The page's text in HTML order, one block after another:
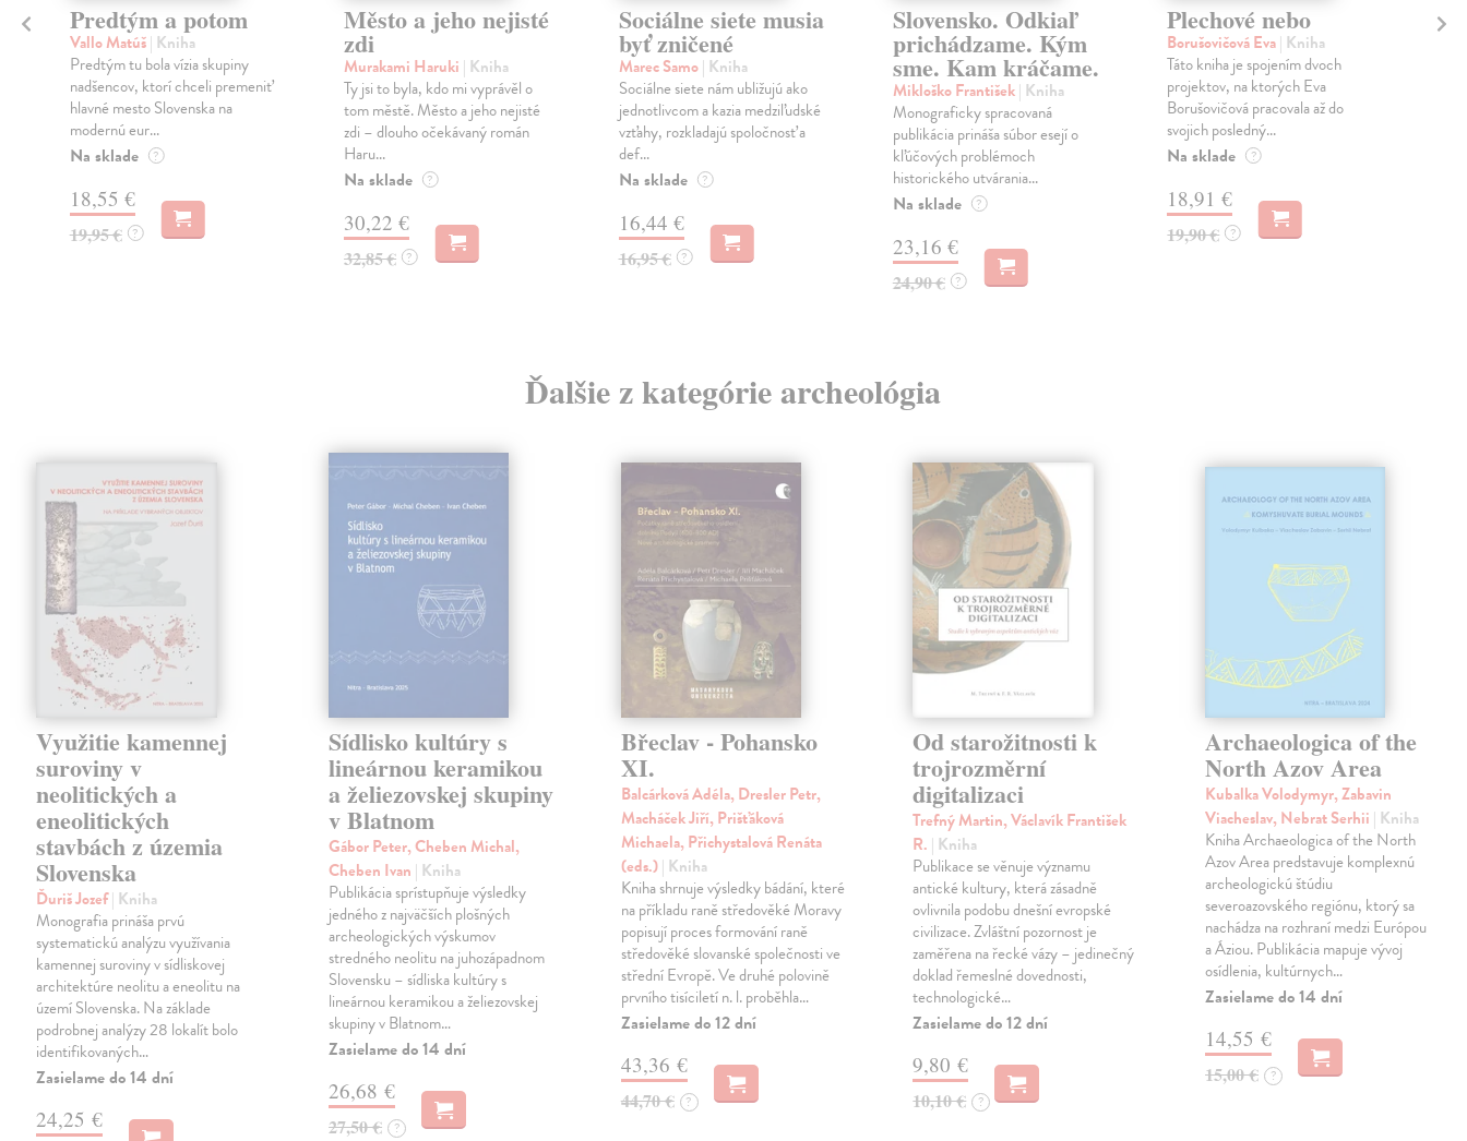
Predtým a potom
Vallo Matúš| Kniha
Predtým tu bola vízia skupiny
nadšencov, ktorí chceli premeniť
hlavné mesto Slovenska na
modernú eur...
Na sklade ?
18,55 €
19,95 € ?
Město a jeho nejisté
zdi
Murakami Haruki | Kniha
Ty jsi to byla, kdo mi vyprávěl o
tom městě. Město a jeho nejisté
zdi – dlouho očekávaný román
Haru...
Na sklade ?
30,22 €
32,85 € ?
Sociálne siete musia
byť zničené
Marec Samo| Kniha
Sociálne siete nám ubližujú ako
jednotlivcom a kazia medziľudské
vzťahy, rozkladajú spoločnosť a
def...
Na sklade ?
16,44 €
16,95 € ?
Slovensko. Odkiaľ
prichádzame. Kým
sme. Kam kráčame.
Mikloško František| Kniha
Monograficky spracovaná
publikácia prináša súbor esejí o
kľúčových problémoch
historického utvárania...
Na sklade ?
23,16 €
24,90 € ?
Plechové nebo
Borušovičová Eva| Kniha
Táto kniha je spojením dvoch
projektov, na ktorých Eva
Borušovičová pracovala až do
svojich posledný...
Na sklade ?
18,91 €
19,90 € ?
Ďalšie z kategórie archeológia
Využitie kamennej
suroviny v
neolitických a
eneolitických
stavbách z územia
Slovenska
Ďuriš Jozef| Kniha
Monografia prináša prvú
systematickú analýzu využívania
kamennej suroviny v sídliskovej
architektúre neolitu a eneolitu na
území Slovenska. Na základe
podrobnej analýzy 28 lokalít bolo
identifikovaných…
Zasielame do 14 dní
24,25 €
Sídlisko kultúry s
lineárnou keramikou
a želiezovskej skupiny
v Blatnom
Gábor Peter, Cheben Michal,
Cheben Ivan | Kniha
Publikácia sprístupňuje výsledky
jedného z najväčších plošných
archeologických výskumov
stredného neolitu na juhozápadnom
Slovensku – sídliska kultúry s
lineárnou keramikou a želiezovskej
skupiny v Blatnom…
Zasielame do 14 dní
26,68 €
27,50 € ?
Břeclav - Pohansko
XI.
Balcárková Adéla, Dresler Petr,
Macháček Jiří, Prišťáková
Michaela, Přichystalová Renáta
(eds.)| Kniha
Kniha shrnuje výsledky bádání, které
na příkladu raně středověké Moravy
popisují proces formování raně
středověké slovanské společnosti ve
střední Evropě. Ve druhé polovině
prvního tisíciletí n. l. proběhla…
Zasielame do 12 dní
43,36 €
44,70 € ?
Od starožitnosti k
trojrozměrní
digitalizaci
Trefný Martin, Václavík František
R. | Kniha
Publikace se věnuje významu
antické kultury, která zásadně
ovlivnila podobu dnešní evropské
civilizace. Zvláštní pozornost je
zaměřena na řecké vázy – jedinečný
doklad řemeslné dovednosti,
technologické…
Zasielame do 12 dní
9,80 €
10,10 € ?
Archaeologica of the
North Azov Area
Kubalka Volodymyr, Zabavin
Viacheslav, Nebrat Serhii | Kniha
Kniha Archaeologica of the North
Azov Area predstavuje komplexnú
archeologickú štúdiu
severoazovského regiónu, ktorý sa
nachádza na rozhraní medzi Európou
a Áziou. Publikácia mapuje vývoj
osídlenia, kultúrnych…
Zasielame do 14 dní
14,55 €
15,00 € ?